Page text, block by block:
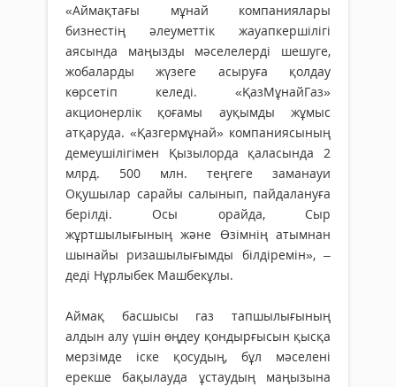
«Аймақтағы мұнай компаниялары
бизнестің әлеуметтік жауапкершілігі
аясында маңызды мәселелерді шешуге,
жобаларды жүзеге асыруға қолдау
көрсетіп келеді. «ҚазМұнайГаз»
акционерлік қоғамы ауқымды жұмыс
атқаруда. «Қазгермұнай» компаниясының
демеушілігімен Қызылорда қаласында 2
млрд. 500 млн. теңгеге заманауи
Оқушылар сарайы салынып, пайдалануға
берілді. Осы орайда, Сыр
жұртшылығының және Өзімнің атымнан
шынайы ризашылығымды білдіремін», –
деді Нұрлыбек Машбекұлы.
Аймақ басшысы газ тапшылығының
алдын алу үшін өңдеу қондырғысын қысқа
мерзімде іске қосудың, бұл мәселені
ерекше бақылауда ұстаудың маңызына